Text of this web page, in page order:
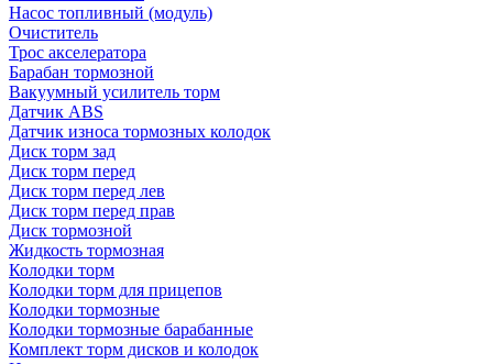
Насос топливный (модуль)
Очиститель
Трос акселератора
Барабан тормозной
Вакуумный усилитель торм
Датчик ABS
Датчик износа тормозных колодок
Диск торм зад
Диск торм перед
Диск торм перед лев
Диск торм перед прав
Диск тормозной
Жидкость тормозная
Колодки торм
Колодки торм для прицепов
Колодки тормозные
Колодки тормозные барабанные
Комплект торм дисков и колодок